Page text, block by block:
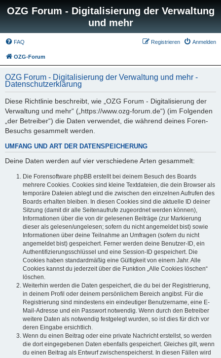
OZG Forum - Digitalisierung der Verwaltung
und mehr
FAQ Anmelden
Registrieren
OZG-Forum
OZG Forum - Digitalisierung der Verwaltung und mehr -
Datenschutzerklärung
Diese Richtlinie beschreibt, wie „OZG Forum - Digitalisierung der
Verwaltung und mehr“ („https://www.ozg-forum.de“) (im Folgenden
„der Betreiber“) die Daten verwendet, die während deines Foren-
Besuchs gesammelt werden.
UMFANG UND ART DER DATENSPEICHERUNG
Deine Daten werden auf vier verschiedene Arten gesammelt:
Die Forensoftware phpBB erstellt bei deinem Besuch des Boards
mehrere Cookies. Cookies sind kleine Textdateien, die dein Browser als
temporäre Dateien ablegt und die zwischen den einzelnen Aufrufen des
Boards erhalten bleiben. In diesen Cookies sind die aktuelle ID deiner
Sitzung (damit dir alle Seitenaufrufe zugeordnet werden können),
Informationen über die von dir gelesenen Beiträge (zur Markierung
dieser als gelesen/ungelesen; sofern du nicht angemeldet bist) sowie
Informationen über deine Teilnahme an Umfragen (sofern du nicht
angemeldet bist) gespeichert. Ferner werden deine Benutzer-ID, ein
Authentifizierungsschlüssel und eine Session-ID gespeichert. Die
Cookies haben standardmäßig eine Gültigkeit von einem Jahr. Alle
Cookies kannst du jederzeit über die Funktion „Alle Cookies löschen“
löschen.
Weiterhin werden die Daten gespeichert, die du bei der Registrierung,
in deinem Profil oder deinem persönlichem Bereich angibst. Für die
Registrierung sind mindestens ein eindeutiger Benutzername, eine E-
Mail-Adresse und ein Passwort notwendig. Wenn durch den Betreiber
weitere Daten als notwendig festgelegt wurden, so ist dies für dich vor
deren Eingabe ersichtlich.
Wenn du einen Beitrag oder eine private Nachricht erstellst, so werden
die dort eingegebenen Daten ebenfalls gespeichert. Gleiches gilt, wenn
du einen Beitrag als Entwurf zwischenspeicherst. In diesen Fällen wird